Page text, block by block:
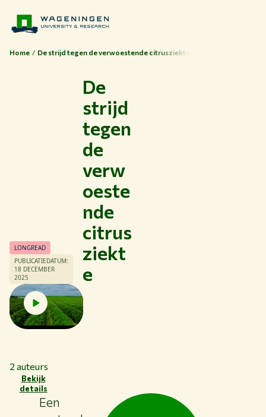
Home De strijd tegen de verwoestende citrusziekte
LONGREAD
PUBLICATIEDATUM:
18 DECEMBER
2025
De
strijd
tegen
de
verw
oeste
nde
citrus
ziekt
e
2 auteurs
Bekijk
details
Een